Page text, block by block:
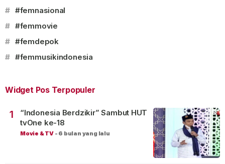
# #femnasional
# #femmovie
# #femdepok
# #femmusikindonesia
Widget Pos Terpopuler
1
“Indonesia Berdzikir” Sambut HUT
tvOne ke-18
Movie & TV - 6 bulan yang lalu